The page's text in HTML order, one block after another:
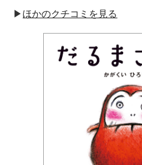
▶︎ほかのクチコミを見る